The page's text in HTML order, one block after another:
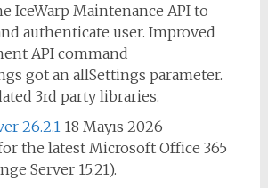
IceWarp Maintenance API to
authenticate user. Improved
API command
got an allSettings parameter.
3rd party libraries.
26.2.1 18 Mayıs 2026
the latest Microsoft Office 365
Server 15.21).